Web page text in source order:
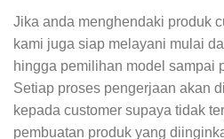
Jika anda menghendaki produk
kami juga siap melayani mulai
hingga pemilihan model sampai
Setiap proses pengerjaan akan
kepada customer supaya tidak
pembuatan produk yang